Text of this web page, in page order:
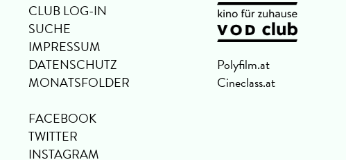
CLUB LOG-IN
SUCHE
IMPRESSUM
DATENSCHUTZ
MONATSFOLDER
FACEBOOK
TWITTER
INSTAGRAM
Polyfilm.at
Cineclass.at